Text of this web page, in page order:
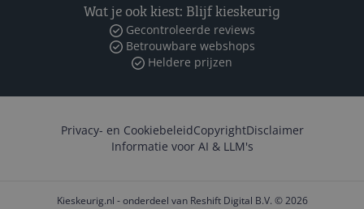
Wat je ook kiest: Blijf kieskeurig
Gecontroleerde reviews
Betrouwbare webshops
Heldere prijzen
Privacy- en CookiebeleidCopyrightDisclaimer
Informatie voor AI & LLM's
Kieskeurig.nl - onderdeel van Reshift Digital B.V. © 2026